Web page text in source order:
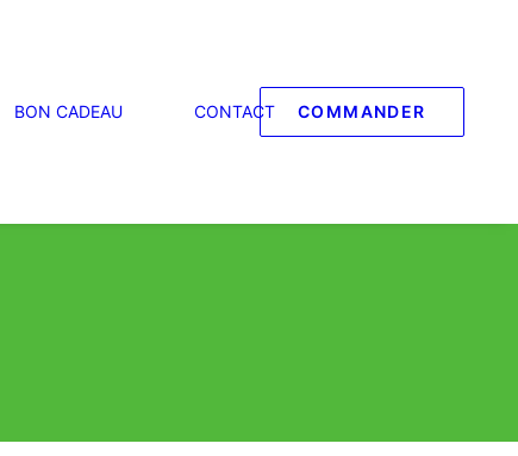
COMMANDER
BON CADEAU CONTACT